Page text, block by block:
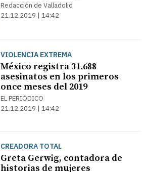
Redacción de Valladolid
21.12.2019 | 14:42
VIOLENCIA EXTREMA
México registra 31.688
asesinatos en los primeros
once meses del 2019
EL PERIÓDICO
21.12.2019 | 14:42
CREADORA TOTAL
Greta Gerwig, contadora de
historias de mujeres